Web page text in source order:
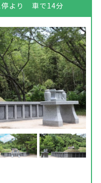
停より 車で14分